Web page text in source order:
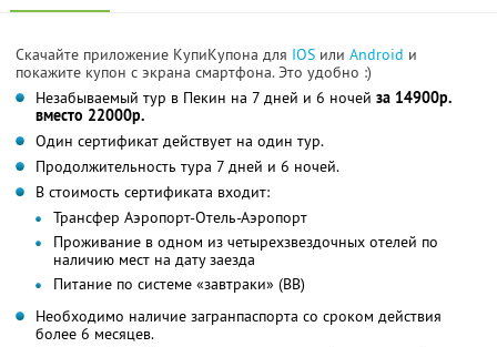
Скачайте приложение КупиКупона для IOS или Android и
покажите купон с экрана смартфона. Это удобно :)
Незабываемый тур в Пекин на 7 дней и 6 ночей за 14900р.
вместо 22000р.
Один сертификат действует на один тур.
Продолжительность тура 7 дней и 6 ночей.
В стоимость сертификата входит:
Трансфер Аэропорт-Отель-Аэропорт
Проживание в одном из четырехзвездочных отелей по
наличию мест на дату заезда
Питание по системе «завтраки» (BB)
Необходимо наличие загранпаспорта со сроком действия
более 6 месяцев.